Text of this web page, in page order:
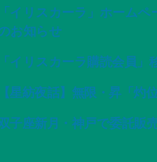
「イリスカーラ」ホーム
お知らせ
「イリスカーラ購読会員」
【星紡夜話】無限・昇「灼
子座新月・神戸で委託販